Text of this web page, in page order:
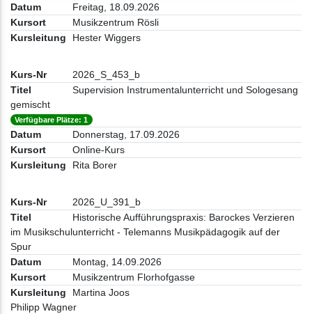
Freitag, 18.09.2026
Musikzentrum Rösli
Hester Wiggers
2026_S_453_b
Supervision Instrumentalunterricht und Sologesang
gemischt
Verfügbare Plätze: 1
Donnerstag, 17.09.2026
Online-Kurs
Rita Borer
2026_U_391_b
Historische Aufführungspraxis: Barockes Verzieren
im Musikschulunterricht - Telemanns Musikpädagogik auf der
Spur
Montag, 14.09.2026
Musikzentrum Florhofgasse
Martina Joos
Philipp Wagner